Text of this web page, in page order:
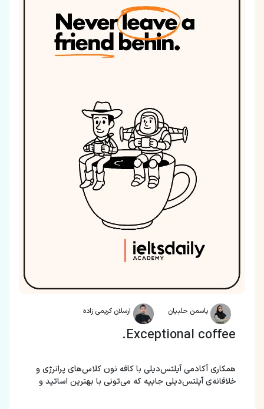
یاسمن حلبیان ارسلان کریمی زاده
Exceptional coffee.
همکاری آکادمی آیلتس‌دیلی با کافه نون کلاس‌های پرانرژی و
خلاقانه‌ی آیلتس‌دیلی جاییه که می‌تونی با بهترین اساتید و